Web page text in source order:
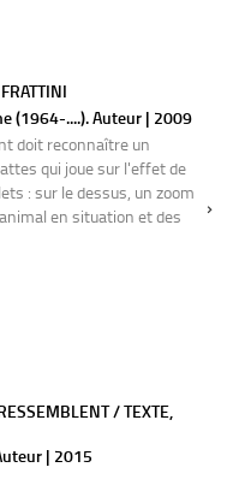
(1964-....). Auteur | 2009
doit reconnaître un
qui joue sur l'effet de
: sur le dessus, un zoom
en situation et des
/ TEXTE,
| 2015